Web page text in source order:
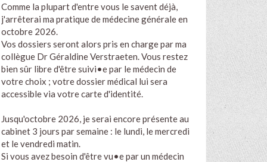
Comme la plupart d'entre vous le savent déjà,
j'arrêterai ma pratique de médecine générale en
octobre 2026.
Vos dossiers seront alors pris en charge par ma
collègue Dr Géraldine Verstraeten. Vous restez
bien sûr libre d'être suivi•e par le médecin de
votre choix ; votre dossier médical lui sera
accessible via votre carte d'identité.
Jusqu'octobre 2026, je serai encore présente au
cabinet 3 jours par semaine : le lundi, le mercredi
et le vendredi matin.
Si vous avez besoin d'être vu•e par un médecin